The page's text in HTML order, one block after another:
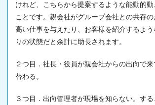
けれど、こちらから提案するような能動的動
ことです。親会社がグループ会社との共存
高い仕事を与えたり、お客様を紹介するよ
りの状態だと余計に助長されます。
２つ目．社長・役員が親会社からの出向で
替わる。
３つ目．出向管理者が現場を知らない。す